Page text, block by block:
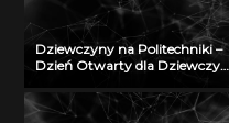
Dziewczyny na Politechniki –
Dzień Otwarty dla Dziewczyn